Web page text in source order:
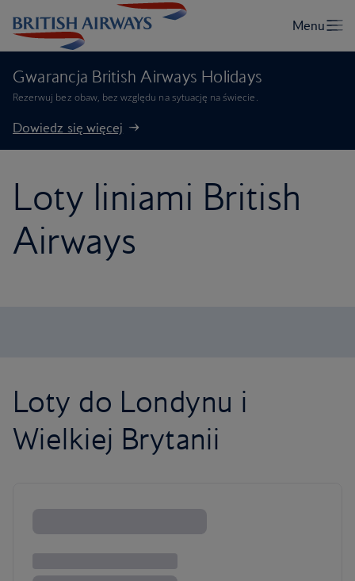
Gwarancja British Airways Holidays
Rezerwuj bez obaw, bez względu na sytuację na świecie.
Dowiedz się więcej
Loty liniami British
Airways
Loty do Londynu i
Wielkiej Brytanii